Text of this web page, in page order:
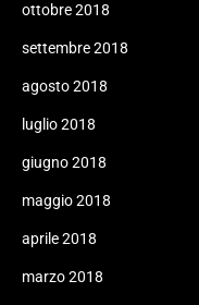
ottobre 2018
settembre 2018
agosto 2018
luglio 2018
giugno 2018
maggio 2018
aprile 2018
marzo 2018